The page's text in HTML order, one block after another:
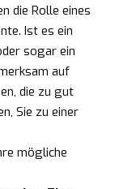
die Rolle eines
Ist es ein
sogar ein
auf
die zu gut
Sie zu einer
mögliche